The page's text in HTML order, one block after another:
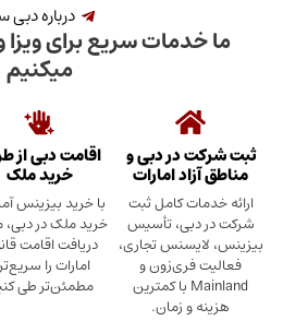
درباره دبی ساید
سریع برای ویزا و
در دبی و
امارات
کامل ثبت
تأسیس
تجاری،
و
Mainland با کمترین
اقامت دبی از طریق
خرید ملک
با خرید بیزینس آماده یا
خرید ملک در دبی، مسیر
دریافت اقامت قانونی
امارات را سریع‌تر و
مطمئن‌تر طی کنید.
دبی؛